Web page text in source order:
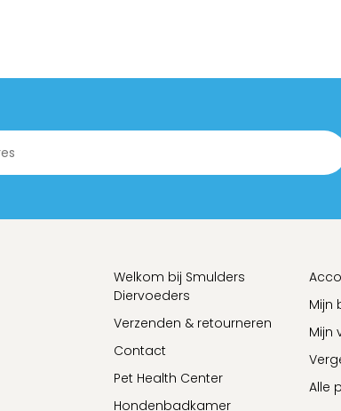
Welkom bij Smulders
Diervoeders
Verzenden & retourneren
Contact
Pet Health Center
Hondenbadkamer
Mijn
Mijn
Alle